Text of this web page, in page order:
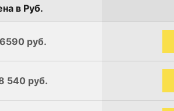
в Руб.
руб.
540 руб.